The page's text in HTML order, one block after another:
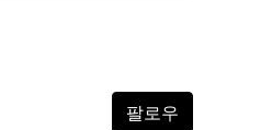
팔로우